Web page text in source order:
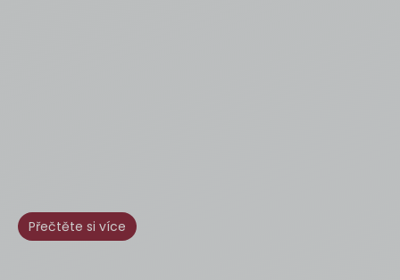
Přečtěte si více